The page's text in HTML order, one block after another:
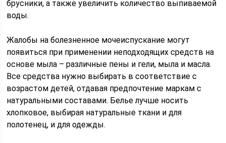
брусники, а также увеличить количество выпиваемой
воды.
Жалобы на болезненное мочеиспускание могут
появиться при применении неподходящих средств на
основе мыла – различные пены и гели, мыла и масла.
Все средства нужно выбирать в соответствие с
возрастом детей, отдавая предпочтение маркам с
натуральными составами. Белье лучше носить
хлопковое, выбирая натуральные ткани и для
полотенец, и для одежды.